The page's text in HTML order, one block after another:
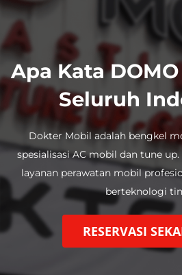
Apa Kata DOMO
Seluruh
Dokter Mobil adalah bengkel
spesialisasi AC mobil dan tune up.
layanan perawatan mobil
berteknologi
RESERVASI